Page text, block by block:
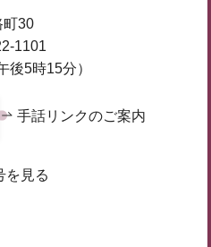
30
1101
後5時15分）
手話リンクのご案内
を見る